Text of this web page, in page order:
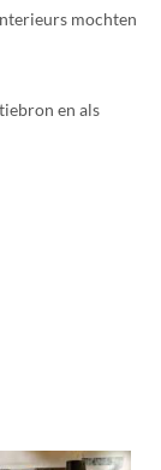
mochten
en als